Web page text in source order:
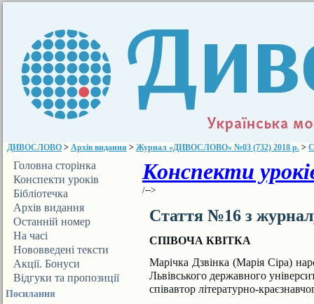
ДИВОСЛОВО > Архів видання > Журнал «ДИВОСЛОВО» №03 (732) 2018 р. >
Головна сторінка
Конспекти уроків
Бібліотечка
ДИВОСЛОВА
Архів видання
Останній номер
На часі
Нововведені тексти
Акції. Бонуси
Відгуки та пропозиції
Посилання
Конспекти
/-->
Стаття №16 з
СПІВОЧА КВІТКА
Марічка Дзвінка (Марія Сіра)
Львівського державного
співавтор літературно-